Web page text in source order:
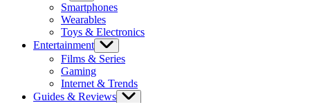
Smartphones
Wearables
Toys & Electronics
Entertainment
Films & Series
Gaming
Internet & Trends
Guides & Reviews